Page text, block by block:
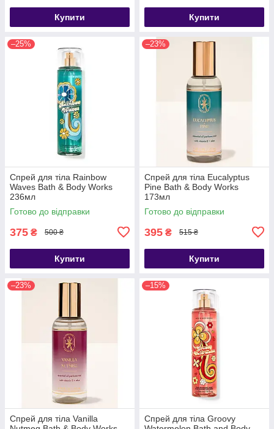
Купити Купити
–25%
Спрей для тіла Rainbow
Waves Bath & Body Works
236мл
Готово до відправки
375 ₴ 500 ₴
Купити
–23%
Спрей для тіла Eucalyptus
Pine Bath & Body Works
173мл
Готово до відправки
395 ₴ 515 ₴
Купити
–23%
Спрей для тіла Vanilla
–15%
Спрей для тіла Groovy